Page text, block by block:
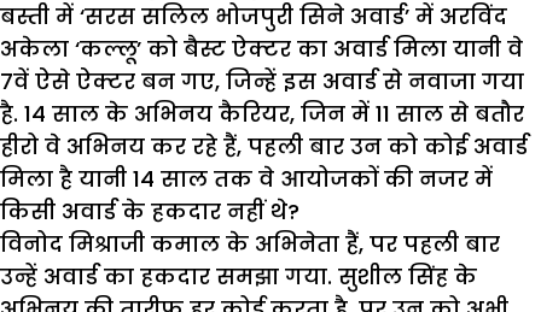
बस्ती में ‘सरस सलिल भोजपुरी सिने अवार्ड’ में अरविंद
अकेला ‘कल्लू’ को बैस्ट ऐक्टर का अवार्ड मिला यानी वे
7वें ऐसे ऐक्टर बन गए, जिन्हें इस अवार्ड से नवाजा गया
है. 14 साल के अभिनय कैरियर, जिन में 11 साल से बतौर
हीरो वे अभिनय कर रहे हैं, पहली बार उन को कोई अवार्ड
मिला है यानी 14 साल तक वे आयोजकों की नजर में
किसी अवार्ड के हकदार नहीं थे?
विनोद मिश्राजी कमाल के अभिनेता हैं, पर पहली बार
उन्हें अवार्ड का हकदार समझा गया. सुशील सिंह के